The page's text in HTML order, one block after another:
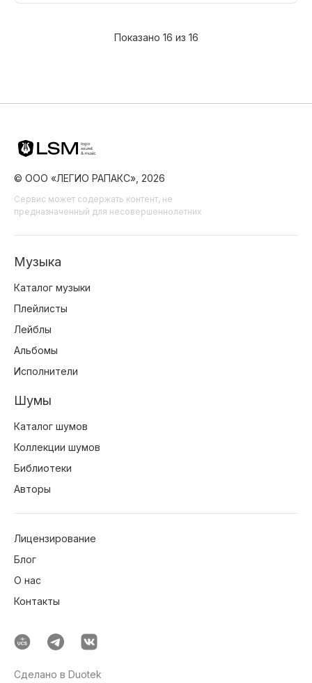
Показано 16 из 16
© ООО «ЛЕГИО РАПАКС», 2026
Сервис может содержать контент, не
предназначенный для несовершеннолетних
Музыка
Каталог музыки
Плейлисты
Лейблы
Альбомы
Исполнители
Шумы
Каталог шумов
Коллекции шумов
Библиотеки
Авторы
Лицензирование
Блог
О нас
Контакты
Сделано в Duotek